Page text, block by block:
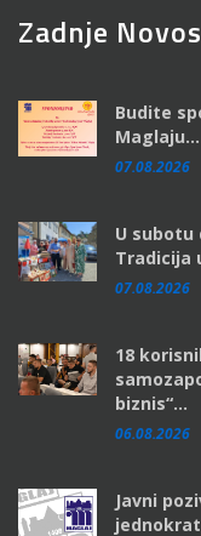
Zadnje
Budite
Maglaju...
07.08.2026
U subotu
Tradicija
07.08.2026
18
biznis“...
06.08.2026
Javni